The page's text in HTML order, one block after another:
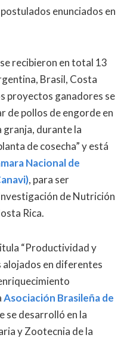
enunciados en
recibieron en total 13
Brasil, Costa
proyectos ganadores se
de pollos de engorde en
granja, durante la
de cosecha” y está
Nacional de
, para ser
de Nutrición
Rica.
“Productividad y
en diferentes
Asociación Brasileña de
se desarrolló en la
y Zootecnia de la